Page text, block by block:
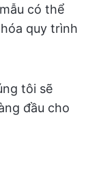
có thể
quy trình
tôi sẽ
đầu cho